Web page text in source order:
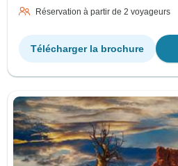
Réservation à partir de 2 voyageurs
Télécharger la brochure